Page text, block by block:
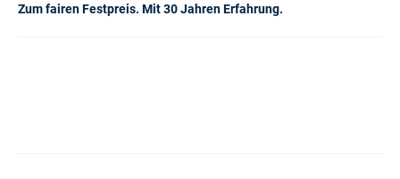
Zum fairen Festpreis. Mit 30 Jahren Erfahrung.